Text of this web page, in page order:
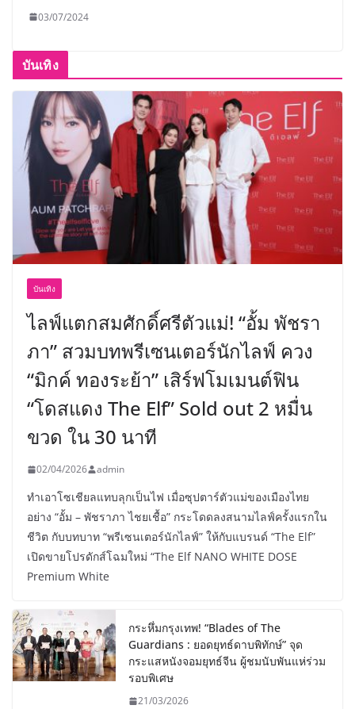
03/07/2024
บันเทิง
บันเทิง
ไลฟ์แตกสมศักดิ์ศรีตัวแม่! “อั้ม พัชรา
ภา” สวมบทพรีเซนเตอร์นักไลฟ์ ควง
“มิกค์ ทองระย้า” เสิร์ฟโมเมนต์ฟิน
“โดสแดง The Elf” Sold out 2 หมื่น
ขวด ใน 30 นาที
02/04/2026 admin
ทำเอาโซเชียลแทบลุกเป็นไฟ เมื่อซุปตาร์ตัวแม่ของเมืองไทย
อย่าง “อั้ม – พัชราภา ไชยเชื้อ” กระโดดลงสนามไลฟ์ครั้งแรกใน
ชีวิต กับบทบาท “พรีเซนเตอร์นักไลฟ์” ให้กับแบรนด์ “The Elf”
เปิดขายโปรดักส์โฉมใหม่ “The Elf NANO WHITE DOSE
Premium White
กระหึ่มกรุงเทพ! “Blades of The
Guardians : ยอดยุทธ์ดาบพิทักษ์” จุด
กระแสหนังจอมยุทธ์จีน ผู้ชมนับพันแห่ร่วม
รอบพิเศษ
21/03/2026